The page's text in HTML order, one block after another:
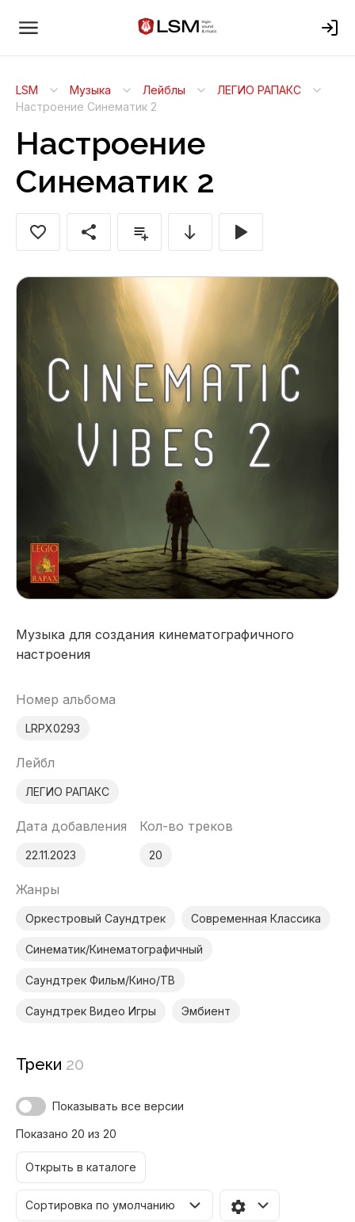
LSM Музыка Лейблы
ЛЕГИО РАПАКС
Настроение Синематик 2
Настроение
Синематик 2
Музыка для создания кинематографичного
настроения
Номер альбома
LRPX0293
Лейбл
ЛЕГИО РАПАКС
Дата добавления
22.11.2023
Кол-во треков
20
Жанры
Оркестровый Саундтрек Современная Классика
Синематик/Кинематографичный
Саундтрек Фильм/Кино/ТВ
Саундтрек Видео Игры Эмбиент
Треки 20
Показывать все версии
Показано 20 из 20
Открыть в каталоге
Сортировка по умолчанию